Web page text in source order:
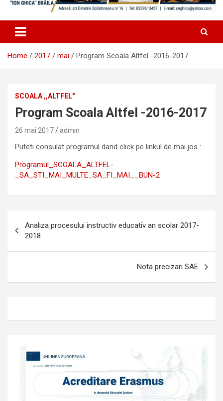
Home 2017 mai Program Scoala Altfel -2016-2017
SCOALA ,,ALTFEL"
Program Scoala Altfel -2016-2017
26 mai 2017 admin
Puteti consulat programul dand click pe linkul de mai jos :
Programul_SCOALA_ALTFEL-
_SA_STI_MAI_MULTE_SA_FI_MAI__BUN-2
în
articole
Analiza procesului instructiv educativ an scolar 2017-
2018
Nota precizari SAE